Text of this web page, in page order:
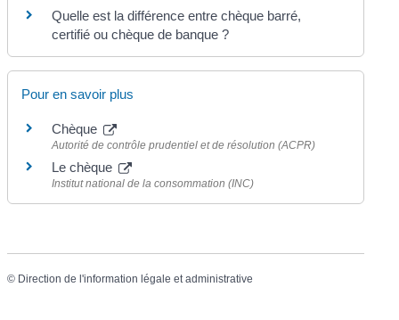
Quelle est la différence entre chèque barré,
certifié ou chèque de banque ?
Pour en savoir plus
Chèque
Autorité de contrôle prudentiel et de résolution (ACPR)
Le chèque
Institut national de la consommation (INC)
© Direction de l'information légale et administrative